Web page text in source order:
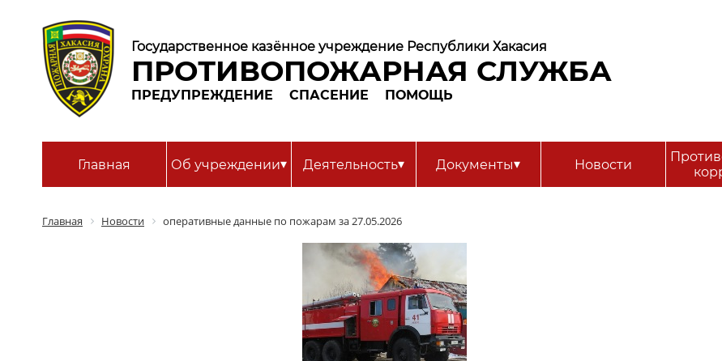
Государственное казённое учреждение Республики Хакасия
ПРОТИВОПОЖАРНАЯ СЛУЖБА
ПРЕДУПРЕЖДЕНИЕ СПАСЕНИЕ ПОМОЩЬ
Главная Об учреждении▾ Деятельность▾ Документы▾ Новости
Главная Новости оперативные данные по пожарам за 27.05.2026